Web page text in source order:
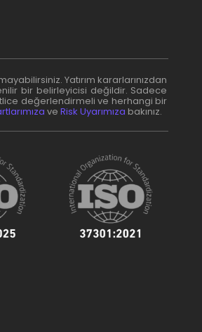
Yatırım kararlarınızdan
bir belirleyicisi değildir. Sadece
değerlendirmeli ve herhangi bir
ve Risk Uyarımıza bakınız.